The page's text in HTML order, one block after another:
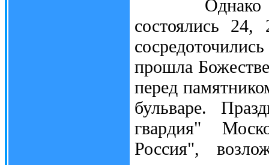
Однако
состоялись
прошла
перед
бульваре.
гвардия"
Россия",